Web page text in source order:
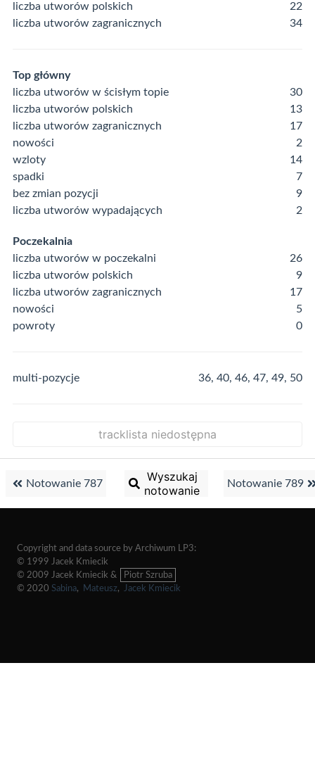
liczba utworów polskich
22
liczba utworów zagranicznych
34
Top główny
liczba utworów w ścisłym topie
30
liczba utworów polskich
13
liczba utworów zagranicznych
17
nowości
2
wzloty
14
spadki
7
bez zmian pozycji
9
liczba utworów wypadających
2
Poczekalnia
liczba utworów w poczekalni
26
liczba utworów polskich
9
liczba utworów zagranicznych
17
nowości
5
powroty
0
multi-pozycje 36, 40, 46, 47, 49, 50
tracklista niedostępna
Notowanie 787
Wyszukaj
notowanie
Notowanie 789
Copyright and data source by Archiwum LP3:
© 1999 Jacek Kmiecik
© 2009 Jacek Kmiecik &
Piotr Szruba
© 2020 Sabina, Mateusz, Jacek Kmiecik